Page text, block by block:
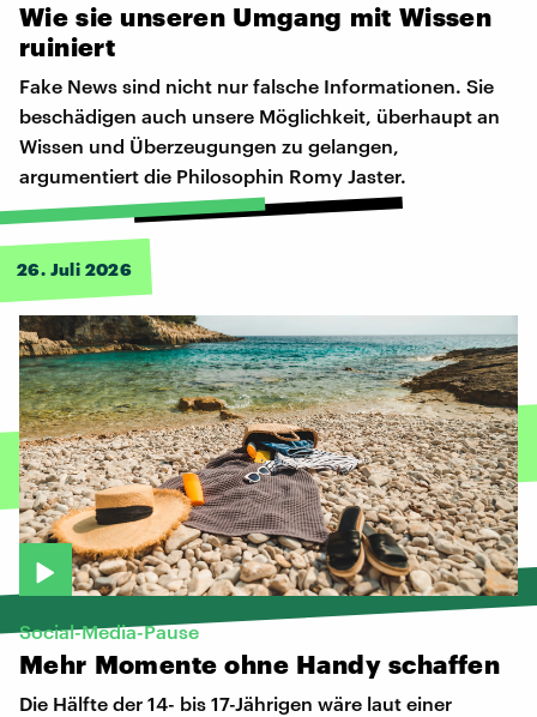
Wie sie unseren Umgang mit Wissen
ruiniert
Fake News sind nicht nur falsche Informationen. Sie
beschädigen auch unsere Möglichkeit, überhaupt an
Wissen und Überzeugungen zu gelangen,
argumentiert die Philosophin Romy Jaster.
26. Juli 2026
Social-Media-Pause
Mehr Momente ohne Handy schaffen
Die Hälfte der 14- bis 17-Jährigen wäre laut einer